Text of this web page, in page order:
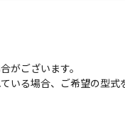
がございます。
いる場合、ご希望の型